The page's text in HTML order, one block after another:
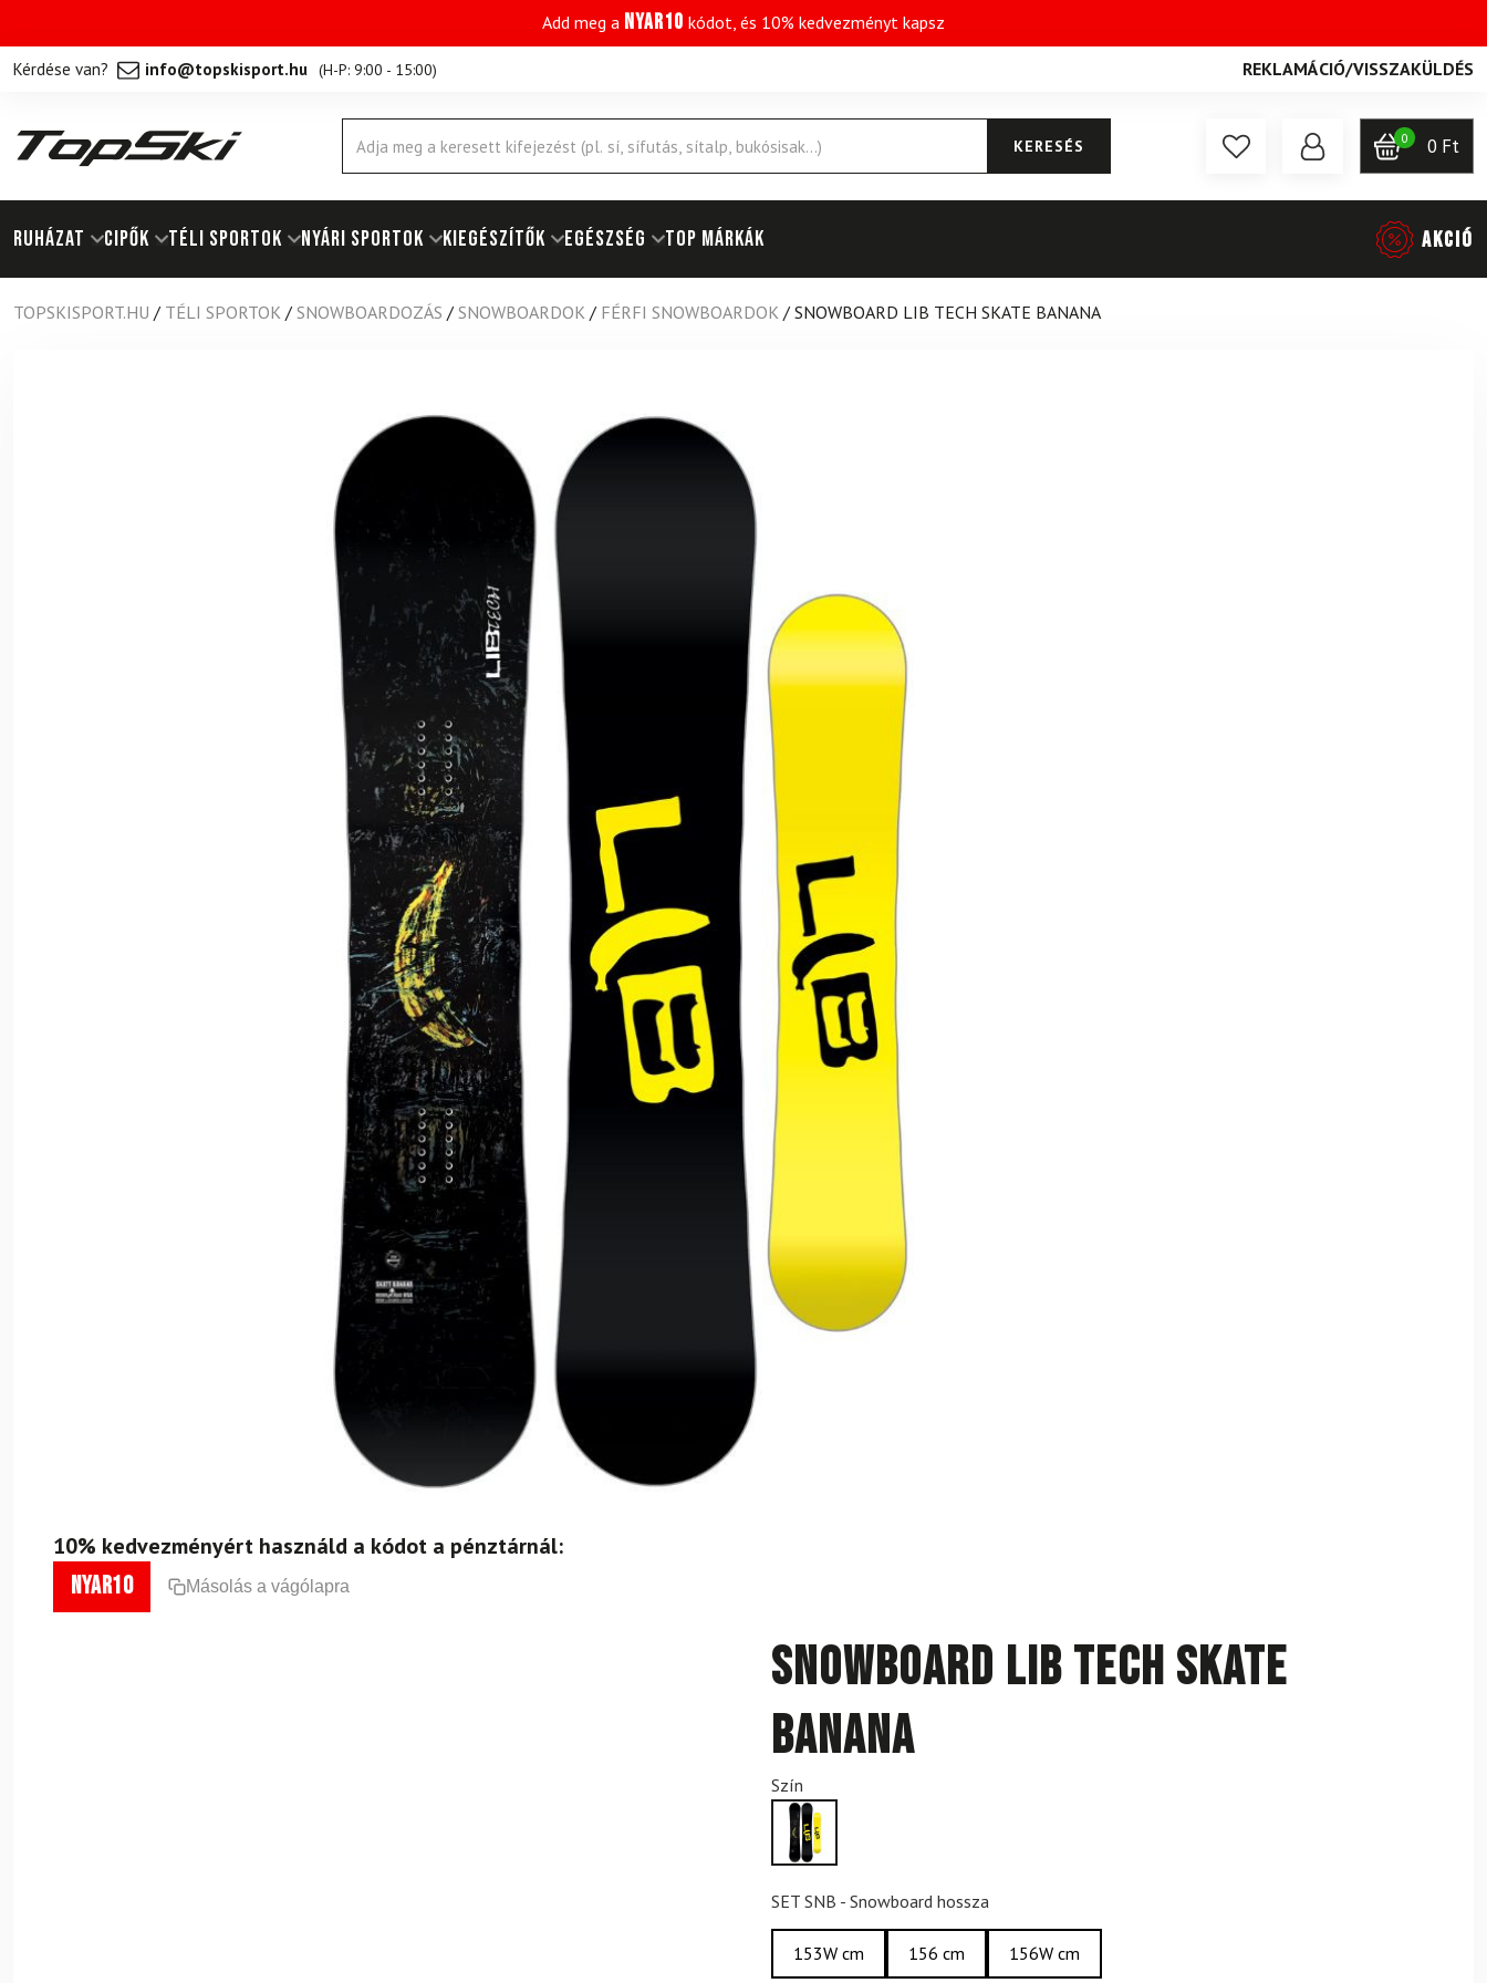
Add meg a NYAR10 kódot, és 10% kedvezményt kapsz
Kérdése van? info@topskisport.hu (H-P: 9:00 - 15:00) REKLAMÁCIÓ/VISSZAKÜLDÉS
Products
search
KERESÉS 0 0 Ft
RUHÁZAT Cipők TÉLI SPORTOK NYÁRI SPORTOK KIEGÉSZÍTŐK EGÉSZSÉG Top márkák AKCIÓ
TOPSKISPORT.HU / TÉLI SPORTOK / SNOWBOARDOZÁS / SNOWBOARDOK / FÉRFI SNOWBOARDOK / SNOWBOARD LIB TECH SKATE BANANA
10% kedvezményért használd a kódot a pénztárnál:
nyar10 Másolás a vágólapra
Snowboard LIB TECH Skate
Banana
Szín
SET SNB - Snowboard hossza
153W cm 156 cm 156W cm